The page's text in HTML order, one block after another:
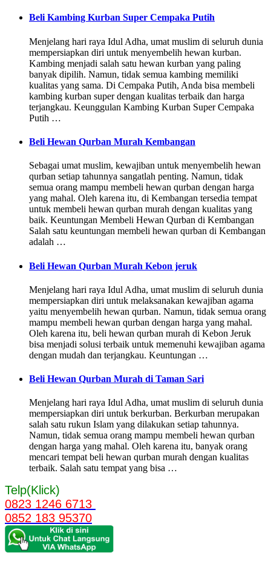
Beli Kambing Kurban Super Cempaka Putih
Menjelang hari raya Idul Adha, umat muslim di seluruh dunia
mempersiapkan diri untuk menyembelih hewan kurban.
Kambing menjadi salah satu hewan kurban yang paling
banyak dipilih. Namun, tidak semua kambing memiliki
kualitas yang sama. Di Cempaka Putih, Anda bisa membeli
kambing kurban super dengan kualitas terbaik dan harga
terjangkau. Keunggulan Kambing Kurban Super Cempaka
Putih …
Beli Hewan Qurban Murah Kembangan
Sebagai umat muslim, kewajiban untuk menyembelih hewan
qurban setiap tahunnya sangatlah penting. Namun, tidak
semua orang mampu membeli hewan qurban dengan harga
yang mahal. Oleh karena itu, di Kembangan tersedia tempat
untuk membeli hewan qurban murah dengan kualitas yang
baik. Keuntungan Membeli Hewan Qurban di Kembangan
Salah satu keuntungan membeli hewan qurban di Kembangan
adalah …
Beli Hewan Qurban Murah Kebon jeruk
Menjelang hari raya Idul Adha, umat muslim di seluruh dunia
mempersiapkan diri untuk melaksanakan kewajiban agama
yaitu menyembelih hewan qurban. Namun, tidak semua orang
mampu membeli hewan qurban dengan harga yang mahal.
Oleh karena itu, beli hewan qurban murah di Kebon Jeruk
bisa menjadi solusi terbaik untuk memenuhi kewajiban agama
dengan mudah dan terjangkau. Keuntungan …
Beli Hewan Qurban Murah di Taman Sari
Menjelang hari raya Idul Adha, umat muslim di seluruh dunia
mempersiapkan diri untuk berkurban. Berkurban merupakan
salah satu rukun Islam yang dilakukan setiap tahunnya.
Namun, tidak semua orang mampu membeli hewan qurban
dengan harga yang mahal. Oleh karena itu, banyak orang
mencari tempat beli hewan qurban murah dengan kualitas
terbaik. Salah satu tempat yang bisa …
Telp(Klick)
0823 1246 6713
0852 183 95370